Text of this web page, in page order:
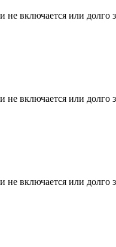
включается или долго
включается или долго
включается или долго